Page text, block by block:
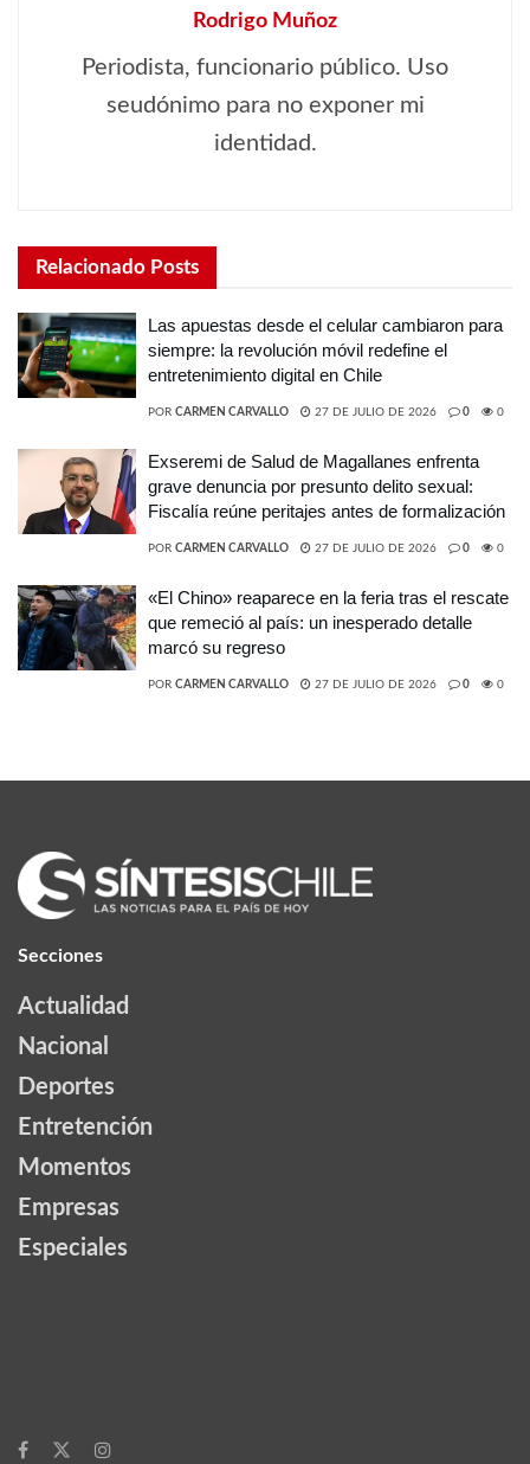
Rodrigo Muñoz
Periodista, funcionario público. Uso
seudónimo para no exponer mi
identidad.
Relacionado Posts
Las apuestas desde el celular cambiaron para
siempre: la revolución móvil redefine el
entretenimiento digital en Chile
POR CARMEN CARVALLO 27 DE JULIO DE 2026 0 0
Exseremi de Salud de Magallanes enfrenta
grave denuncia por presunto delito sexual:
Fiscalía reúne peritajes antes de formalización
POR CARMEN CARVALLO 27 DE JULIO DE 2026 0 0
«El Chino» reaparece en la feria tras el rescate
que remeció al país: un inesperado detalle
marcó su regreso
POR CARMEN CARVALLO 27 DE JULIO DE 2026 0 0
Secciones
Actualidad
Nacional
Deportes
Entretención
Momentos
Empresas
Especiales